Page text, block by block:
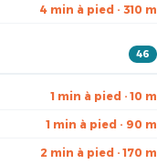
4 min à pied · 310 m
46
1 min à pied · 10 m
1 min à pied · 90 m
2 min à pied · 170 m